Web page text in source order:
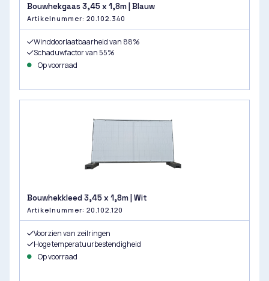
Bouwhekgaas 3,45 x 1,8m | Blauw
Artikelnummer: 20.102.340
Winddoorlaatbaarheid van 88%
Schaduwfactor van 55%
Op voorraad
Bouwhekkleed 3,45 x 1,8m | Wit
Artikelnummer: 20.102.120
Voorzien van zeilringen
Hoge temperatuurbestendigheid
Op voorraad